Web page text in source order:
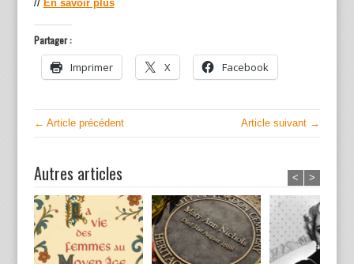
// En savoir plus
Partager :
Imprimer X Facebook
← Article précédent Article suivant →
Autres articles < >